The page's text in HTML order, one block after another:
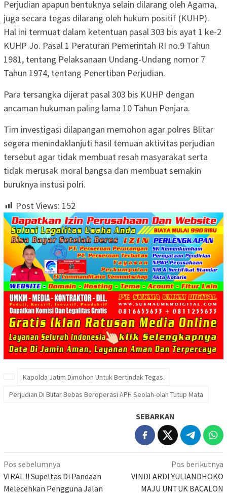
Perjudian apapun bentuknya selain dilarang oleh Agama,
juga secara tegas dilarang oleh hukum positif (KUHP).
Hal ini termuat dalam ketentuan pasal 303 bis ayat 1 ke-2
KUHP Jo. Pasal 1 Peraturan Pemerintah RI no.9 Tahun
1981, tentang Pelaksanaan Undang-Undang nomor 7
Tahun 1974, tentang Penertiban Perjudian.
Para tersangka dijerat pasal 303 bis KUHP dengan
ancaman hukuman paling lama 10 Tahun Penjara.
Tim investigasi dilapangan memohon agar polres Blitar
segera menindaklanjuti hasil temuan aktivitas perjudian
tersebut agar tidak membuat resah masyarakat serta
tidak merusak moral bangsa dan membuat semakin
buruknya instusi polri.
Post Views: 152
Kapolda Jatim Dimohon Untuk Bertindak Tegas.
Perjudian Di Blitar Bebas Beroperasi APH Seolah-olah Tutup Mata
SEBARKAN
Navigasi
pos
Pos sebelumnya
VIRAL !! Supeltas Di Pandaan
Melecehkan Pengguna Jalan
Pos berikutnya
VINDI ARDI YULIANDHOKO
MAJU UNTUK BACALON